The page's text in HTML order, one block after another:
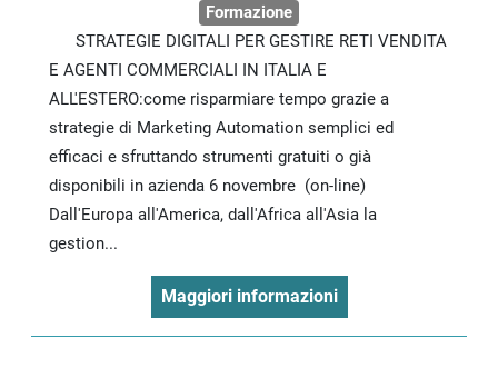
Formazione
STRATEGIE DIGITALI PER GESTIRE RETI VENDITA
E AGENTI COMMERCIALI IN ITALIA E
ALL'ESTERO:come risparmiare tempo grazie a
strategie di Marketing Automation semplici ed
efficaci e sfruttando strumenti gratuiti o già
disponibili in azienda 6 novembre (on-line)
Dall'Europa all'America, dall'Africa all'Asia la
gestion...
Maggiori informazioni